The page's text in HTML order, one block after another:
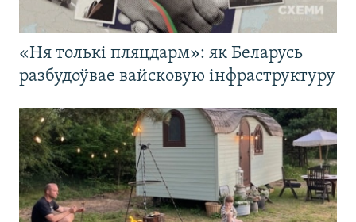
«Ня толькі пляцдарм»: як Беларусь
разбудоўвае вайсковую інфраструктуру